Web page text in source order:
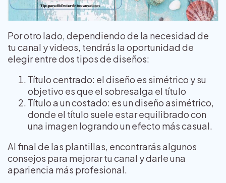
Por otro lado, dependiendo de la necesidad de
tu canal y videos, tendrás la oportunidad de
elegir entre dos tipos de diseños:
Título centrado: el diseño es simétrico y su
objetivo es que el sobresalga el título
Título a un costado: es un diseño asimétrico,
donde el título suele estar equilibrado con
una imagen logrando un efecto más casual.
Al final de las plantillas, encontrarás algunos
consejos para mejorar tu canal y darle una
apariencia más profesional.